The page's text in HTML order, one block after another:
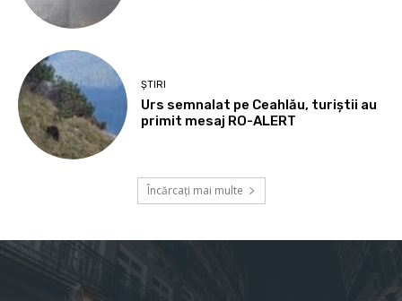
ȘTIRI
Urs semnalat pe Ceahlău, turiștii au
primit mesaj RO-ALERT
Încărcați mai multe